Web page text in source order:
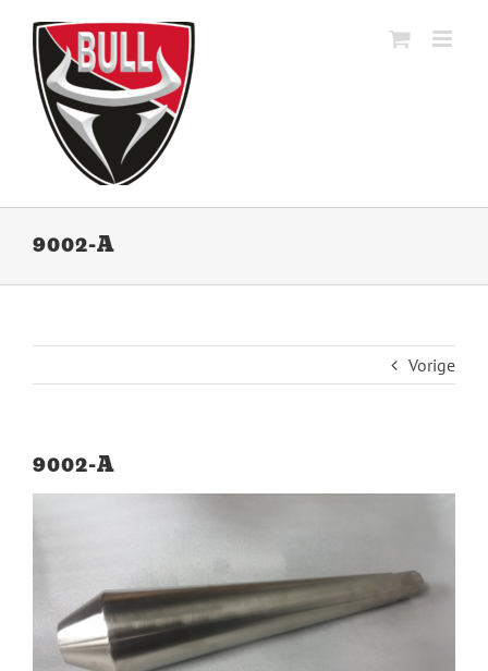
inhoud
9002-A
Vorige
9002-A